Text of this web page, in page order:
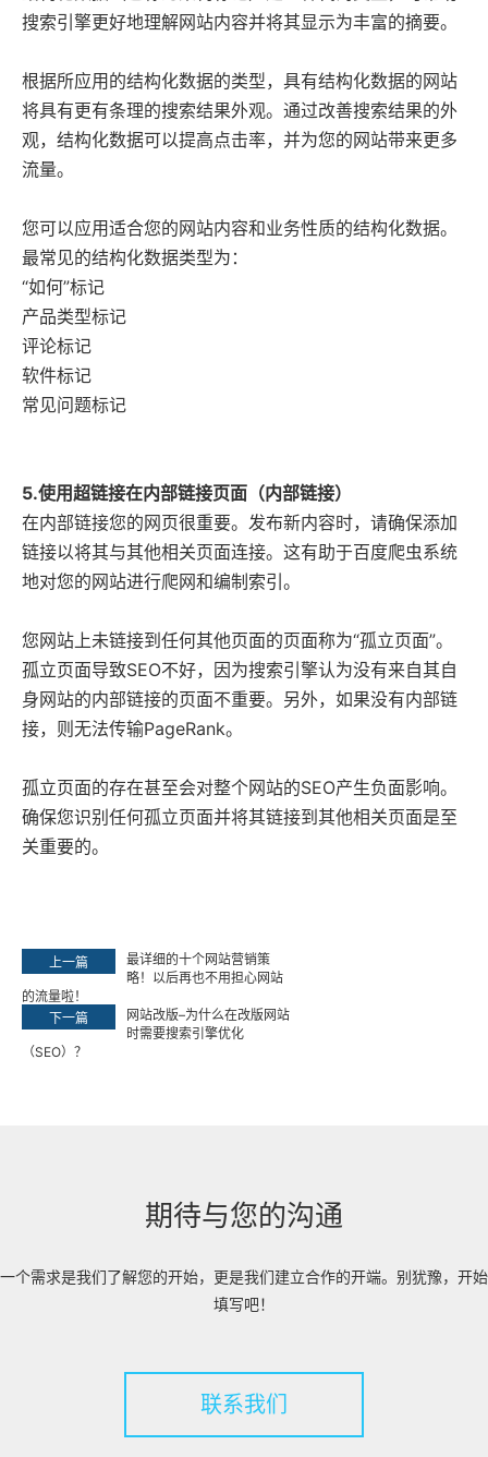
搜索引擎更好地理解网站内容并将其显示为丰富的摘要。
根据所应用的结构化数据的类型，具有结构化数据的网站
将具有更有条理的搜索结果外观。通过改善搜索结果的外
观，结构化数据可以提高点击率，并为您的网站带来更多
流量。
您可以应用适合您的网站内容和业务性质的结构化数据。
最常见的结构化数据类型为：
“如何”标记
产品类型标记
评论标记
软件标记
常见问题标记
5.使用超链接在内部链接页面（内部链接）
在内部链接您的网页很重要。发布新内容时，请确保添加
链接以将其与其他相关页面连接。这有助于百度爬虫系统
地对您的网站进行爬网和编制索引。
您网站上未链接到任何其他页面的页面称为“孤立页面”。
孤立页面导致SEO不好，因为搜索引擎认为没有来自其自
身网站的内部链接的页面不重要。另外，如果没有内部链
接，则无法传输PageRank。
孤立页面的存在甚至会对整个网站的SEO产生负面影响。
确保您识别任何孤立页面并将其链接到其他相关页面是至
关重要的。
上一篇
最详细的十个网站营销策
略！以后再也不用担心网站
的流量啦！
下一篇
网站改版–为什么在改版网站
时需要搜索引擎优化
（SEO）？
期待与您的沟通
一个需求是我们了解您的开始，更是我们建立合作的开端。别犹豫，开始
填写吧！
联系我们